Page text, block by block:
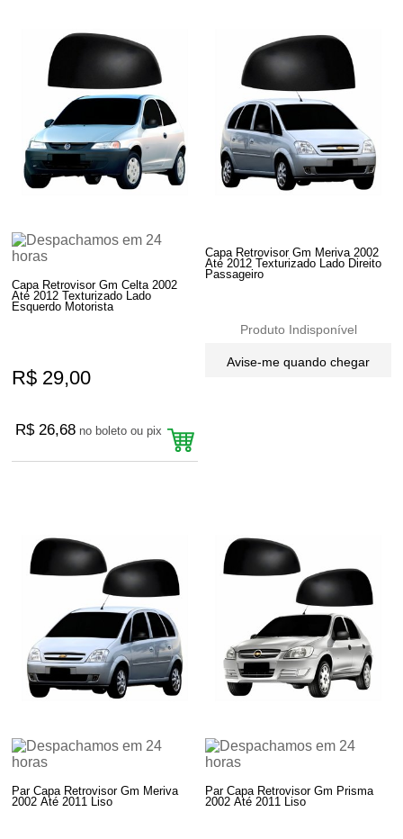
Capa Retrovisor Gm Celta 2002
Até 2012 Texturizado Lado
Esquerdo Motorista
R$ 29,00
R$ 26,68 no boleto ou pix
Capa Retrovisor Gm Meriva 2002
Até 2012 Texturizado Lado Direito
Passageiro
Produto Indisponível
Avise-me quando chegar
Par Capa Retrovisor Gm Meriva
2002 Até 2011 Liso
Par Capa Retrovisor Gm Prisma
2002 Até 2011 Liso